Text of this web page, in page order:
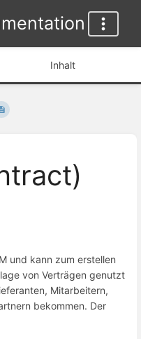
Inhalt
und kann zum erstellen
von Verträgen genutzt
Mitarbeitern,
bekommen. Der